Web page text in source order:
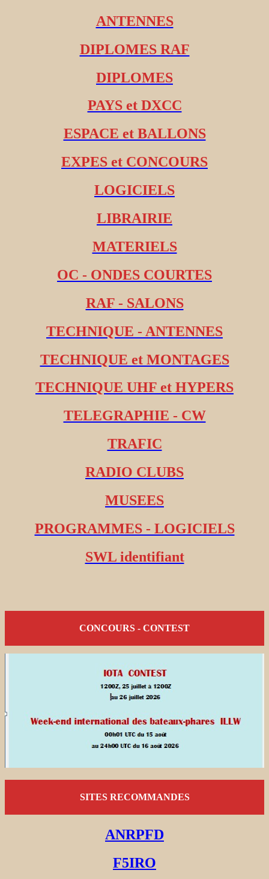
ANTENNES
DIPLOMES RAF
DIPLOMES
PAYS et DXCC
ESPACE et BALLONS
EXPES et CONCOURS
LOGICIELS
LIBRAIRIE
MATERIELS
OC - ONDES COURTES
RAF - SALONS
TECHNIQUE - ANTENNES
TECHNIQUE et MONTAGES
TECHNIQUE UHF et HYPERS
TELEGRAPHIE - CW
TRAFIC
RADIO CLUBS
MUSEES
PROGRAMMES - LOGICIELS
SWL identifiant
CONCOURS - CONTEST
SITES RECOMMANDES
ANRPFD
F5IRO